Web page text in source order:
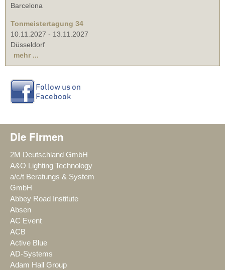
Barcelona
Tonmeistertagung 34
10.11.2027 - 13.11.2027
Düsseldorf
mehr ...
Die Firmen
2M Deutschland GmbH
A&O Lighting Technology
a/c/t Beratungs & System
GmbH
Abbey Road Institute
Absen
AC Event
ACB
Active Blue
AD-Systems
Adam Hall Group